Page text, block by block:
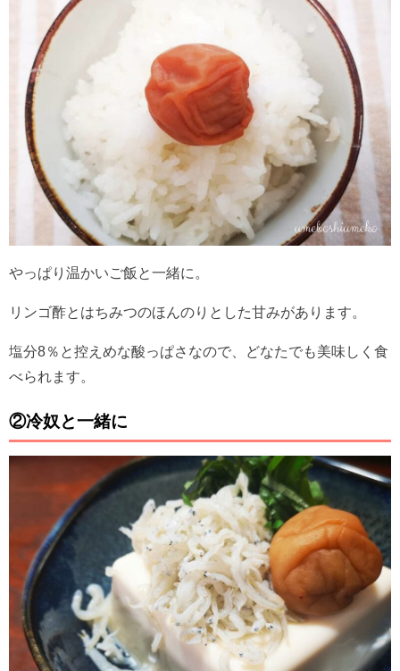
やっぱり温かいご飯と一緒に。
リンゴ酢とはちみつのほんのりとした甘みがあります。
塩分8％と控えめな酸っぱさなので、どなたでも美味しく食
べられます。
②冷奴と一緒に